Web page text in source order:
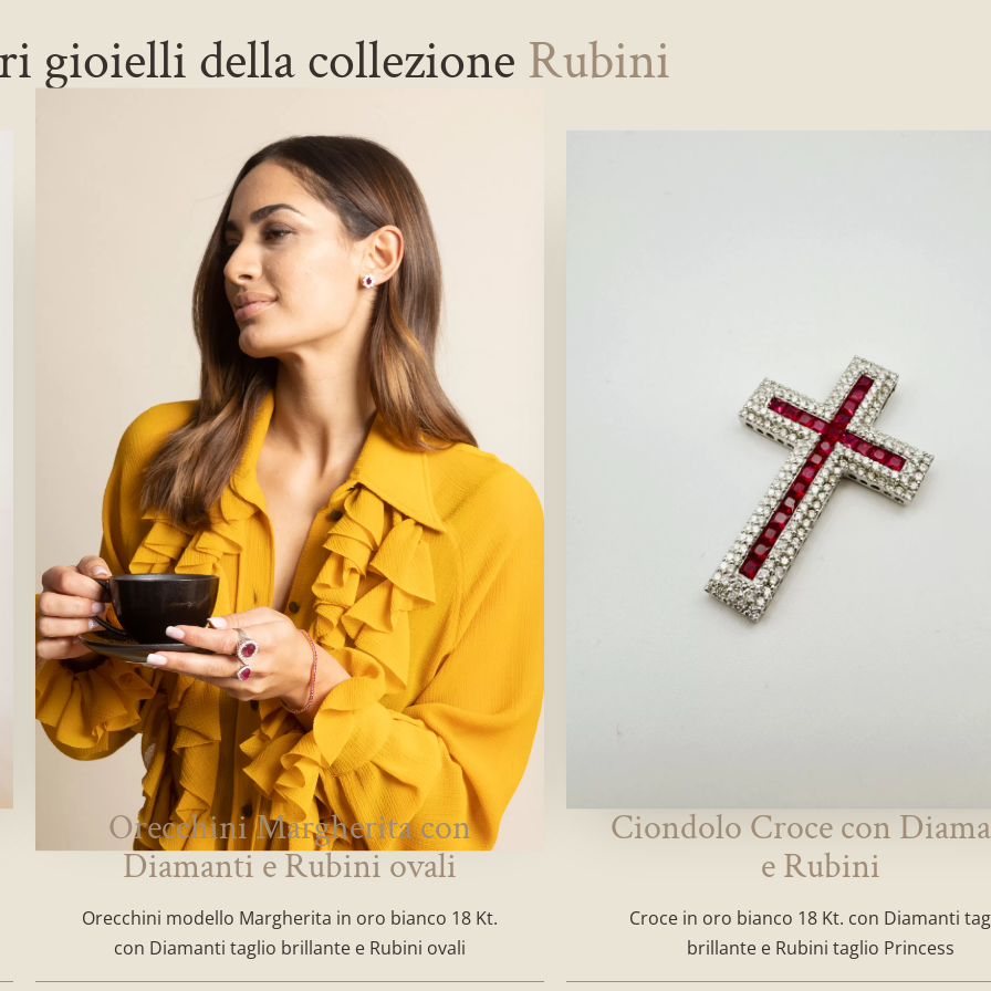
gioielli della collezione Rubini
Orecchini Margherita con
Diamanti e Rubini ovali
Orecchini modello Margherita in oro bianco 18 Kt.
con Diamanti taglio brillante e Rubini ovali
Ciondolo Croce con
e Rubini
Croce in oro bianco 18 Kt. con Diamanti
brillante e Rubini taglio Princess